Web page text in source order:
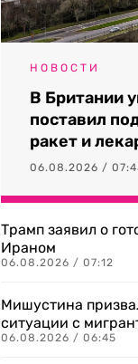
НОВОСТИ
В Британии
поставил
ракет и
06.08.2026 /
Трамп заявил о
Ираном
06.08.2026 / 07:12
Мишустина
ситуации с
06.08.2026 / 06:45